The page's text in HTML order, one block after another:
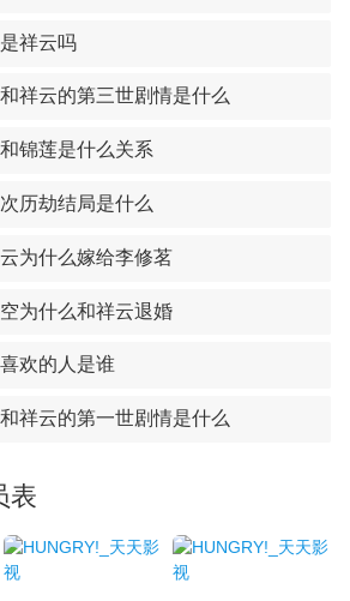
祥云吗
祥云的第三世剧情是什么
锦莲是什么关系
历劫结局是什么
为什么嫁给李修茗
为什么和祥云退婚
欢的人是谁
祥云的第一世剧情是什么
表